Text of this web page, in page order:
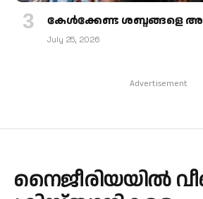
കേള്‍ക്കേണ്ട ശബ്ദങ്ങളെ
July 25, 2026
Advertisement
നൈജീരിയയിൽ